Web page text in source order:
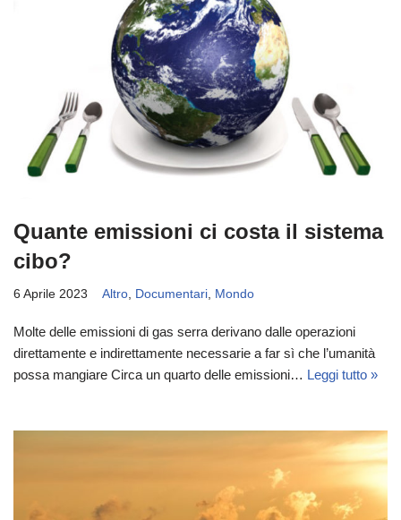
Quante emissioni ci costa il sistema
cibo?
6 Aprile 2023 Altro, Documentari, Mondo
Molte delle emissioni di gas serra derivano dalle operazioni
direttamente e indirettamente necessarie a far sì che l’umanità
possa mangiare Circa un quarto delle emissioni… Leggi tutto »